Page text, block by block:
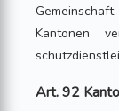
Kantonen
Art. 92